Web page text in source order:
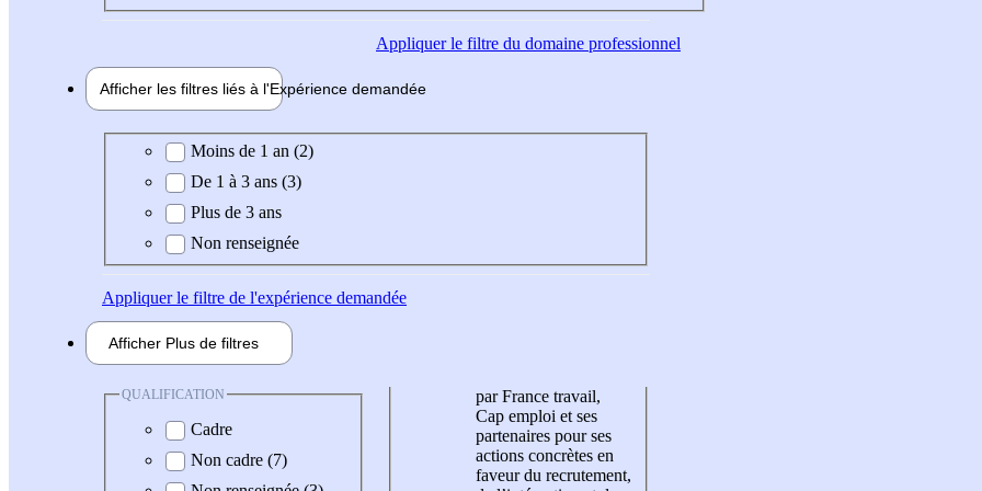
Appliquerle filtre du domaine professionnel
Afficher les filtres liés à l'Expérience demandée
Expérience demandée
Moins de 1 an (2)
De 1 à 3 ans (3)
Plus de 3 ans
Non renseignée
Appliquerle filtre de l'expérience demandée
Afficher Plus de filtres
QUALIFICATION
Cadre
Non cadre (7)
par France travail,
Cap emploi et ses
partenaires pour ses
actions concrètes en
faveur du recrutement,